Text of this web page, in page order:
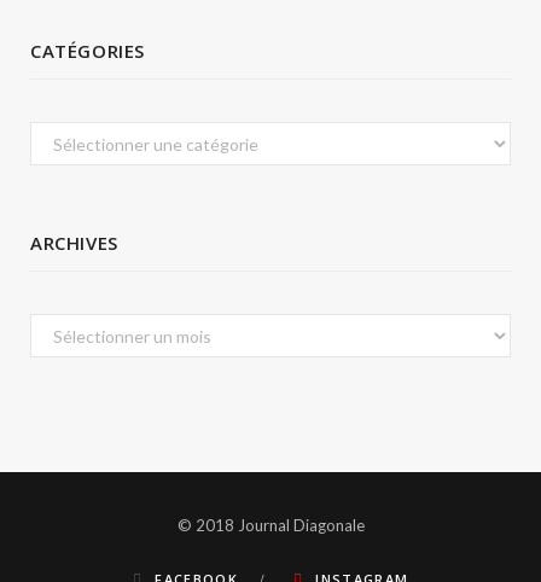
CATÉGORIES
Catégories
ARCHIVES
Archives
© 2018 Journal Diagonale